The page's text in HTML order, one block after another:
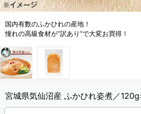
国内有数のふかひれの産地！
憧れの高級食材が“訳あり”で大変お買得！
宮城県気仙沼産 ふかひれ姿煮／